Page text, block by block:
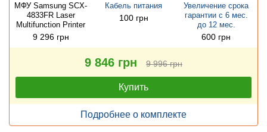
МФУ Samsung SCX-
4833FR Laser
Multifunction Printer
9 296 грн
Кабель питания
100 грн
Увеличение срока
гарантии с 6 мес.
до 12 мес.
600 грн
9 846 грн 9 996 грн
Купить
Подробнее о комплекте